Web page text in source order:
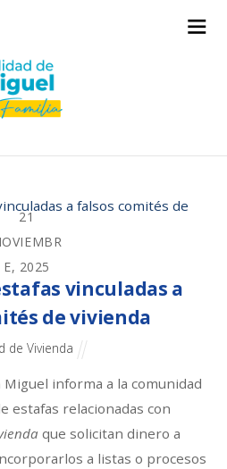
21
E, 2025
vinculadas a
de vivienda
de Vivienda
Miguel informa a la comunidad
estafas relacionadas con
que solicitan dinero a
a listas o procesos